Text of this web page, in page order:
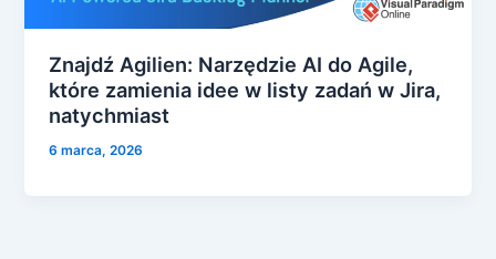
Znajdź Agilien: Narzędzie AI do Agile,
które zamienia idee w listy zadań w Jira,
natychmiast
6 marca, 2026